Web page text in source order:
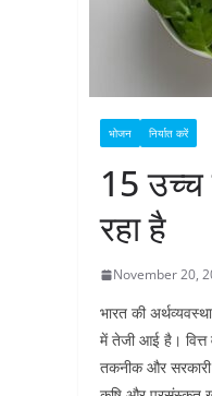
भोजन निर्यात करें
15 उच्च
रहा है
November 20,
भारत की
में तेजी आई है। वित्त
तकनीक और